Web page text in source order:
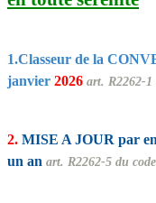
1.Classeur de la
janvier 2026 art. R2262-
2. MISE A JOUR par
un an art. R2262-5 du